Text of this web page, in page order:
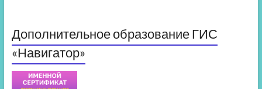
Дополнительное образование ГИС
«Навигатор»